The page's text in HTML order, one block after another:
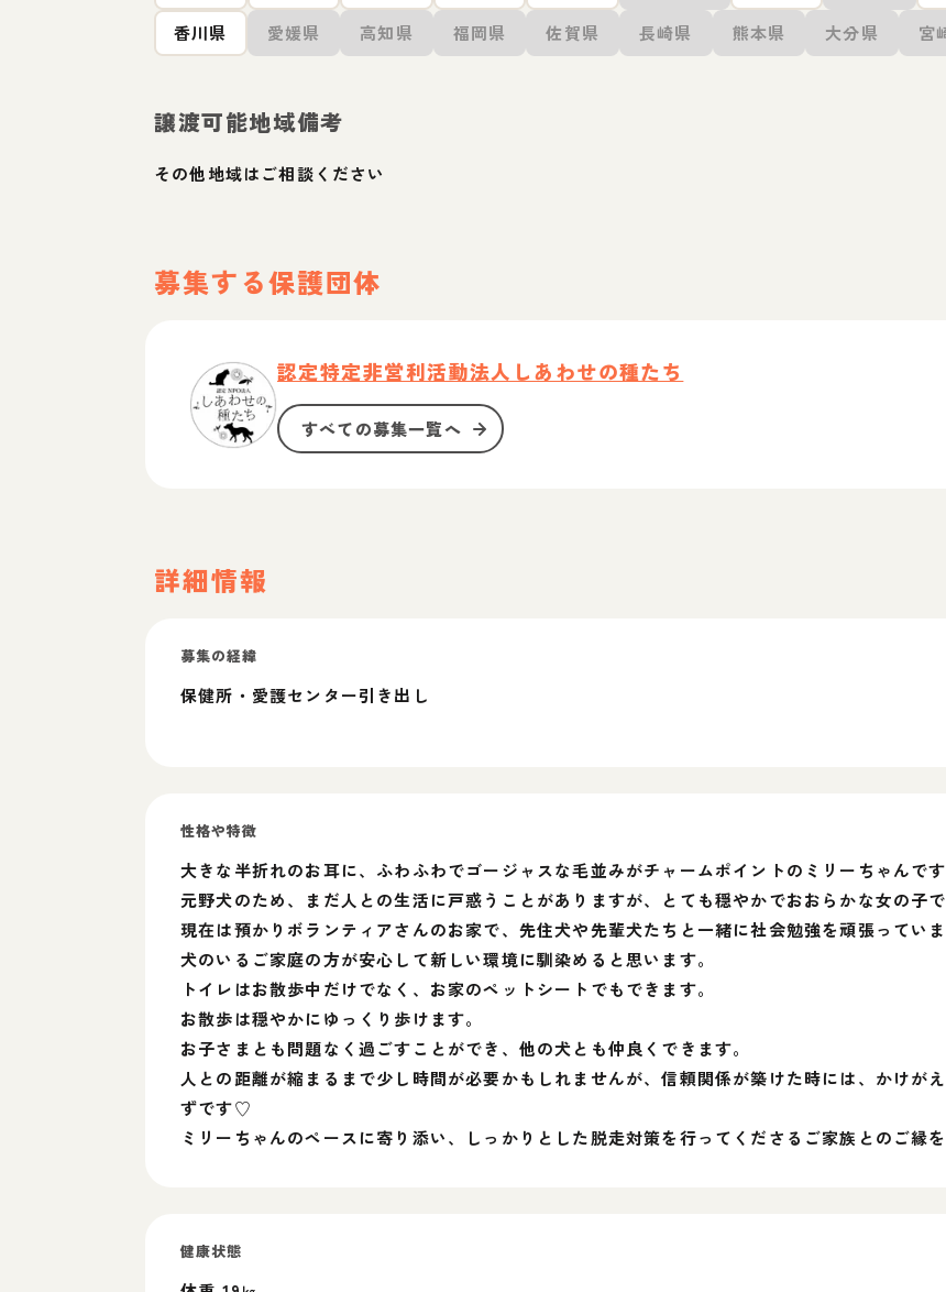
香川県
愛媛県 高知県 福岡県 佐賀県 長崎県 熊本県 大分県 宮
譲渡可能地域備考
その他地域はご相談ください
募集する保護団体
認定特定非営利活動法人しあわせの種たち
すべての募集一覧へ
詳細情報
募集の経緯
保健所・愛護センター引き出し
性格や特徴
大きな半折れのお耳に、ふわふわでゴージャスな毛並みがチャームポイントのミリーちゃんで
元野犬のため、まだ人との生活に戸惑うことがありますが、とても穏やかでおおらかな女の子で
現在は預かりボランティアさんのお家で、先住犬や先輩犬たちと一緒に社会勉強を頑張ってい
犬のいるご家庭の方が安心して新しい環境に馴染めると思います。
トイレはお散歩中だけでなく、お家のペットシートでもできます。
お散歩は穏やかにゆっくり歩けます。
お子さまとも問題なく過ごすことができ、他の犬とも仲良くできます。
人との距離が縮まるまで少し時間が必要かもしれませんが、信頼関係が築けた時には、かけが
ずです♡
ミリーちゃんのペースに寄り添い、しっかりとした脱走対策を行ってくださるご家族とのご縁
健康状態